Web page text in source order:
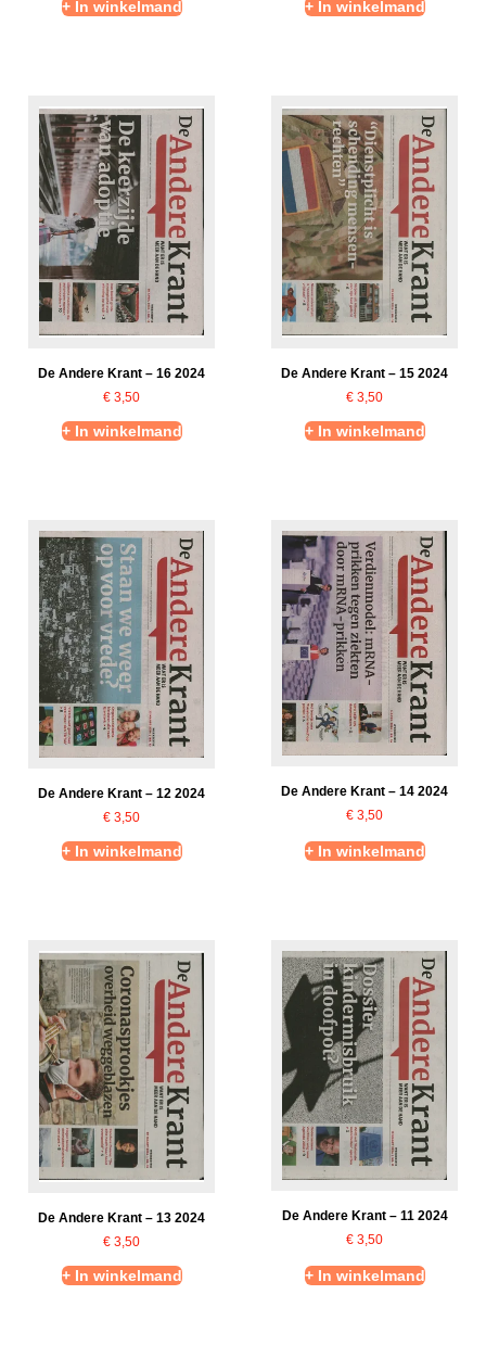
+ In winkelmand + In winkelmand
De Andere Krant – 16 2024
€ 3,50
+ In winkelmand
De Andere Krant – 15 2024
€ 3,50
+ In winkelmand
De Andere Krant – 12 2024
€ 3,50
+ In winkelmand
De Andere Krant – 14 2024
€ 3,50
+ In winkelmand
De Andere Krant – 13 2024
€ 3,50
+ In winkelmand
De Andere Krant – 11 2024
€ 3,50
+ In winkelmand